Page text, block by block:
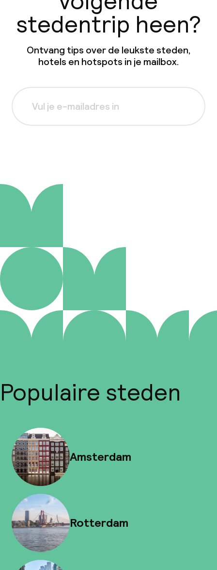
stedentrip heen?
Ontvang tips over de leukste steden,
hotels en hotspots in je mailbox.
Populaire steden
Amsterdam
Rotterdam